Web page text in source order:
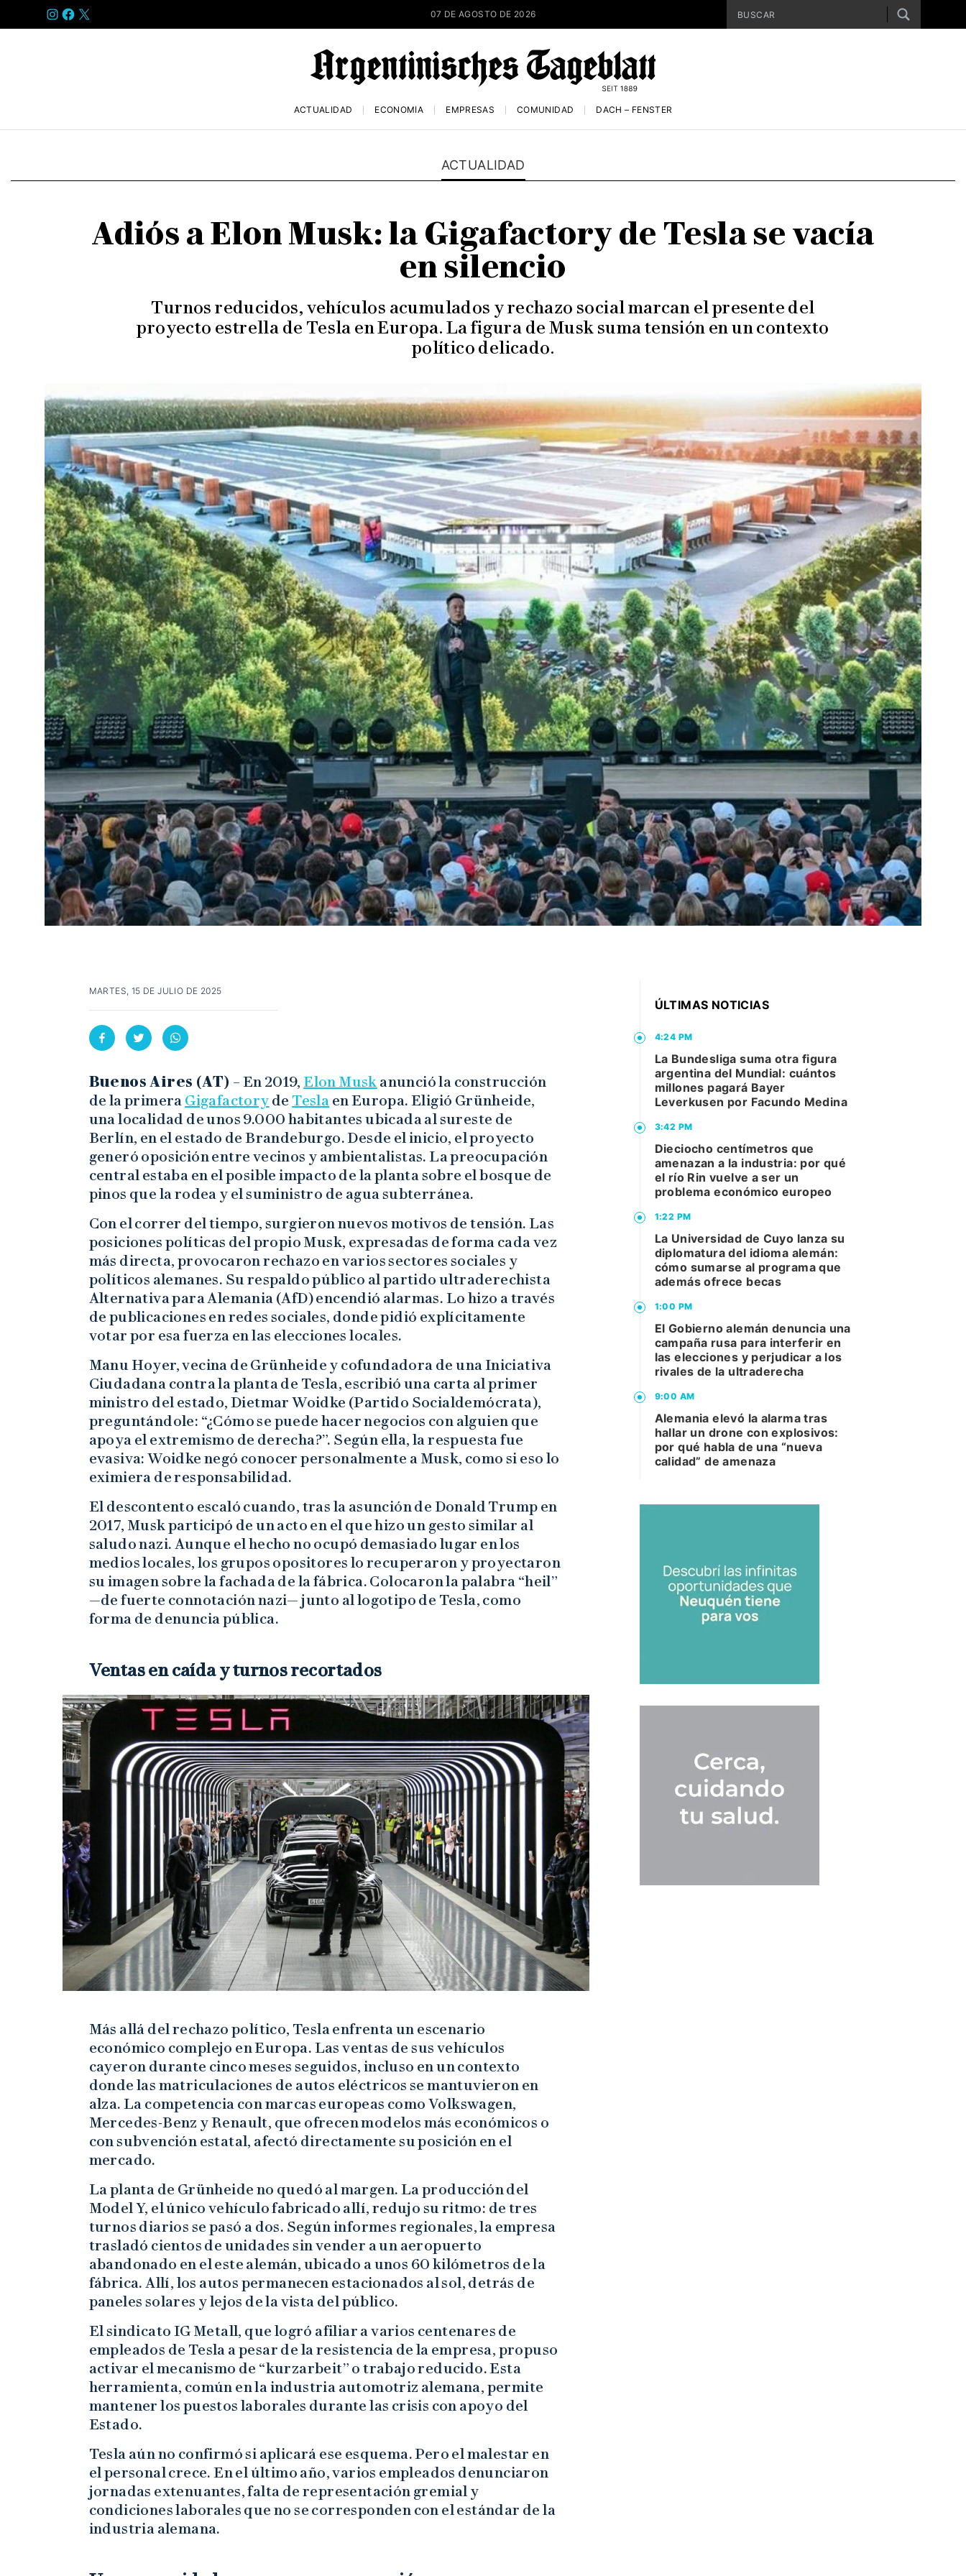
INSTAGRAM
FACEBOOK
X 07 DE AGOSTO DE 2026
ACTUALIDAD ECONOMÍA EMPRESAS COMUNIDAD DACH – FENSTER
ACTUALIDAD
Adiós a Elon Musk: la Gigafactory de Tesla se vacía
en silencio
Turnos reducidos, vehículos acumulados y rechazo social marcan el presente del
proyecto estrella de Tesla en Europa. La figura de Musk suma tensión en un contexto
político delicado.
MARTES, 15 DE JULIO DE 2025
Buenos Aires (AT) – En 2019,Elon Musk anunció la construcción
de la primera Gigafactory de Tesla en Europa. Eligió Grünheide,
una localidad de unos 9.000 habitantes ubicada al sureste de
Berlín, en el estado de Brandeburgo. Desde el inicio, el proyecto
generó oposición entre vecinos y ambientalistas. La preocupación
central estaba en el posible impacto de la planta sobre el bosque de
pinos que la rodea y el suministro de agua subterránea.
Con el correr del tiempo, surgieron nuevos motivos de tensión. Las
posiciones políticas del propio Musk, expresadas de forma cada vez
más directa, provocaron rechazo en varios sectores sociales y
políticos alemanes. Su respaldo público al partido ultraderechista
Alternativa para Alemania (AfD) encendió alarmas. Lo hizo a través
de publicaciones en redes sociales, donde pidió explícitamente
votar por esa fuerza en las elecciones locales.
Manu Hoyer, vecina de Grünheide y cofundadora de una Iniciativa
Ciudadana contra la planta de Tesla, escribió una carta al primer
ministro del estado, Dietmar Woidke (Partido Socialdemócrata),
preguntándole: “¿Cómo se puede hacer negocios con alguien que
apoya el extremismo de derecha?”. Según ella, la respuesta fue
evasiva: Woidke negó conocer personalmente a Musk, como si eso lo
eximiera de responsabilidad.
El descontento escaló cuando, tras la asunción de Donald Trump en
2017, Musk participó de un acto en el que hizo un gesto similar al
saludo nazi. Aunque el hecho no ocupó demasiado lugar en los
medios locales, los grupos opositores lo recuperaron y proyectaron
su imagen sobre la fachada de la fábrica. Colocaron la palabra “heil”
—de fuerte connotación nazi— junto al logotipo de Tesla, como
forma de denuncia pública.
Ventas en caída y turnos recortados
Más allá del rechazo político, Tesla enfrenta un escenario
económico complejo en Europa. Las ventas de sus vehículos
cayeron durante cinco meses seguidos, incluso en un contexto
donde las matriculaciones de autos eléctricos se mantuvieron en
alza. La competencia con marcas europeas como Volkswagen,
Mercedes-Benz y Renault, que ofrecen modelos más económicos o
con subvención estatal, afectó directamente su posición en el
mercado.
La planta de Grünheide no quedó al margen. La producción del
Model Y, el único vehículo fabricado allí, redujo su ritmo: de tres
turnos diarios se pasó a dos. Según informes regionales, la empresa
trasladó cientos de unidades sin vender a un aeropuerto
abandonado en el este alemán, ubicado a unos 60 kilómetros de la
fábrica. Allí, los autos permanecen estacionados al sol, detrás de
paneles solares y lejos de la vista del público.
El sindicato IG Metall, que logró afiliar a varios centenares de
empleados de Tesla a pesar de la resistencia de la empresa, propuso
activar el mecanismo de “kurzarbeit” o trabajo reducido. Esta
herramienta, común en la industria automotriz alemana, permite
mantener los puestos laborales durante las crisis con apoyo del
Estado.
Tesla aún no confirmó si aplicará ese esquema. Pero el malestar en
el personal crece. En el último año, varios empleados denunciaron
jornadas extenuantes, falta de representación gremial y
condiciones laborales que no se corresponden con el estándar de la
industria alemana.
ÚLTIMAS NOTICIAS
4:24 PM
La Bundesliga suma otra figura
argentina del Mundial: cuántos
millones pagará Bayer
Leverkusen por Facundo Medina
3:42 PM
Dieciocho centímetros que
amenazan a la industria: por qué
el río Rin vuelve a ser un
problema económico europeo
1:22 PM
La Universidad de Cuyo lanza su
diplomatura del idioma alemán:
cómo sumarse al programa que
además ofrece becas
1:00 PM
El Gobierno alemán denuncia una
campaña rusa para interferir en
las elecciones y perjudicar a los
rivales de la ultraderecha
9:00 AM
Alemania elevó la alarma tras
hallar un drone con explosivos:
por qué habla de una “nueva
calidad” de amenaza